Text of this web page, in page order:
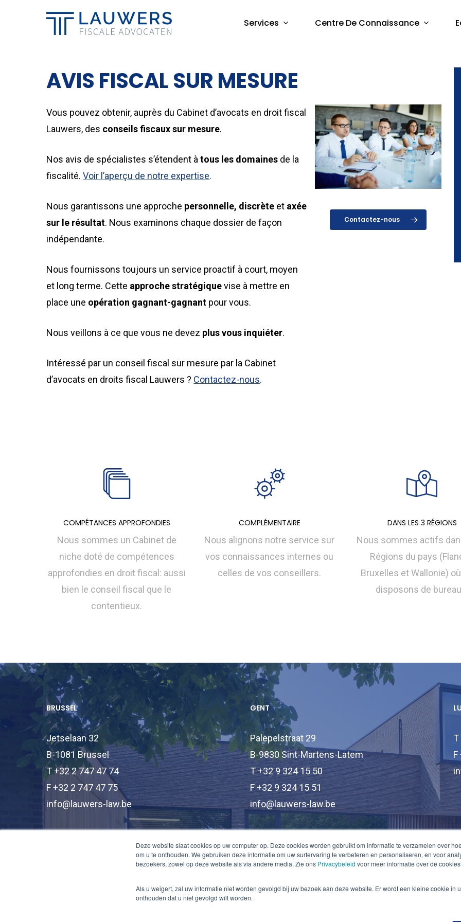
Deze website slaat cookies op uw computer op. Deze cookies worden gebruikt om informatie te verzamelen over
om u te onthouden. We gebruiken deze informatie om uw surfervaring te verbeteren en personaliseren, en voor
bezoekers, zowel op deze website als via andere media. Zie ons Privacybeleid voor meer informatie over de
Als u weigert, zal uw informatie niet worden gevolgd bij uw bezoek aan deze website. Er wordt een kleine cookie in
onthouden dat u niet gevolgd wilt worden.
Services Centre De Connaissance
AVIS FISCAL SUR MESURE
Vous pouvez obtenir, auprès du Cabinet d’avocats en droit fiscal
Lauwers, des conseils fiscaux sur mesure.
Nos avis de spécialistes s’étendent àtous les domaines de la
fiscalité.Voir l’aperçu de notre expertise.
Nous garantissons une approche personnelle, discrète et axée
sur le résultat. Nous examinons chaque dossier de façon
indépendante.
Nous fournissons toujours un service proactif à court, moyen
et long terme. Cette approche stratégiquevise à mettre en
place une opération gagnant-gagnant pour vous.
Nous veillons à ce que vous ne devez plus vous inquiéter.
Intéressé par un conseil fiscal sur mesure par la Cabinet
d’avocats en droits fiscal Lauwers ? Contactez-nous.
Contactez-nous
COMPÉTANCES APPROFONDIES
Nous sommes un Cabinet de
niche doté de compétences
approfondies en droit fiscal: aussi
bien le conseil fiscal que le
contentieux.
COMPLÉMENTAIRE
Nous alignons notre service sur
vos connaissances internes ou
celles de vos conseillers.
DANS LES 3 RÉGIONS
Nous sommes actifs
Régions du pays
Bruxelles et Wallonie)
disposons de
BRUSSEL
Jetselaan 32
B-1081 Brussel
T +32 2 747 47 74
F +32 2 747 47 75
info@lauwers-law.be
GENT
Palepelstraat 29
B-9830 Sint-Martens-Latem
T +32 9 324 15 50
F +32 9 324 15 51
info@lauwers-law.be
F